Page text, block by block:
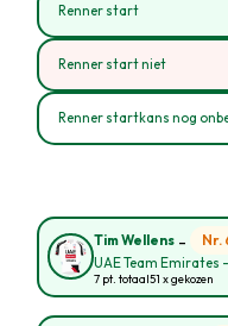
Renner start
Renner start niet
Renner startkans nog
Tim Wellens - Nr.
UAE Team Emirates
7 pt. totaal51 x gekozen